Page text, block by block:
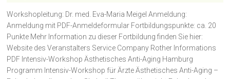
Workshopleitung: Dr. med. Eva-Maria Meigel Anmeldung:
Anmeldung mit PDF-Anmeldeformular Fortbildungspunkte: ca. 20
Punkte Mehr Information zu dieser Fortbildung finden Sie hier:
Website des Veranstalters Service Company Rother Informations
PDF Intensiv-Workshop Ästhetisches Anti-Aging Hamburg
Programm Intensiv-Workshop für Ärzte Ästhetisches Anti-Aging –